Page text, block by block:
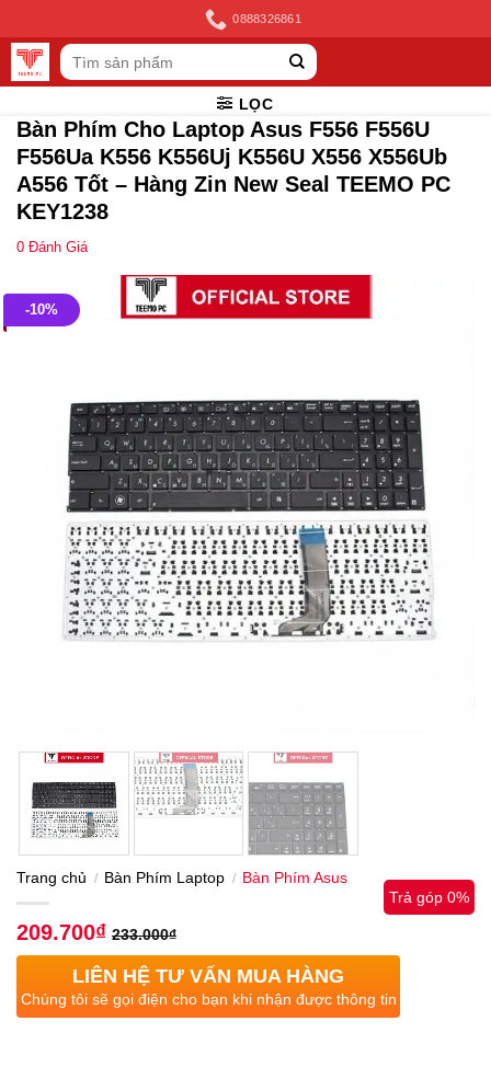
to
content
0888326861
Tìm
kiếm:
LỌC
Bàn Phím Cho Laptop Asus F556 F556U
F556Ua K556 K556Uj K556U X556 X556Ub
A556 Tốt – Hàng Zin New Seal TEEMO PC
KEY1238
0 Đánh Giá
-10%
Trang chủ / Bàn Phím Laptop / Bàn Phím Asus
209.700₫ 233.000₫
Trả góp 0%
LIÊN HỆ TƯ VẤN MUA HÀNG
Chúng tôi sẽ gọi điện cho bạn khi nhận được thông tin